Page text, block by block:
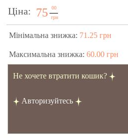
Ціна: 75
00
грн
Мінімальна знижка: 71.25 грн
Максимальна знижка: 60.00 грн
Не хочете втратити кошик?
Авторизуйтесь